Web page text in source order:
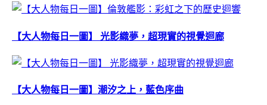
【大人物每日一圖】 光影織夢，超現實的視覺迴廊
【大人物每日一圖】潮汐之上，藍色序曲